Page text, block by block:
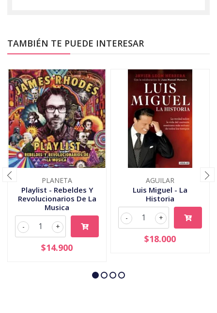
TAMBIÉN TE PUEDE INTERESAR
PLANETA
Playlist - Rebeldes Y
Revolucionarios De La
Musica
+
-
$14.900
AGUILAR
Luis Miguel - La
Historia
+
-
$18.000